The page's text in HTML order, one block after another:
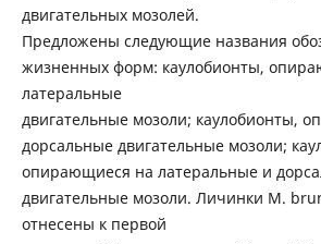
двигательных мозолей.
Предложены следующие названия
жизненных форм: каулобионты,
латеральные
двигательные мозоли; каулобионты,
дорсальные двигательные мозоли;
опирающиеся на латеральные и
двигательные мозоли. Личинки M.
отнесены к первой